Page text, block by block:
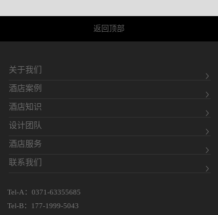
返回顶部
关于我们
酒店案例
酒店知识
设计团队
酒店服务
联系我们
Tel-A：0371-63355685
Tel-B：177-1999-5043